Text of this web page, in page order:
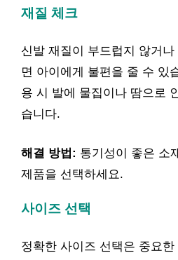
재질 체크
신발 재질이 부드럽지 않거
면 아이에게 불편을 줄 수 있
용 시 발에 물집이나 땀으로
습니다.
해결 방법: 통기성이 좋은 소
제품을 선택하세요.
사이즈 선택
정확한 사이즈 선택은 중요